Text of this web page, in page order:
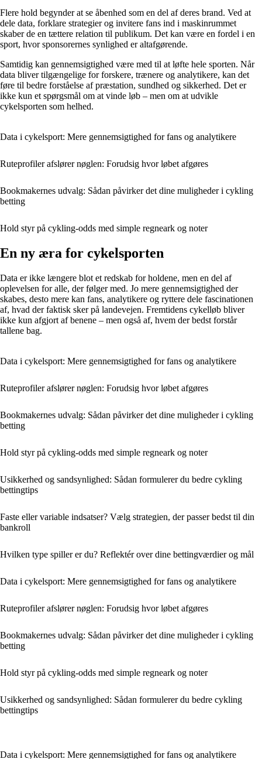
Flere hold begynder at se åbenhed som en del af deres brand. Ved at
dele data, forklare strategier og invitere fans ind i maskinrummet
skaber de en tættere relation til publikum. Det kan være en fordel i en
sport, hvor sponsorernes synlighed er altafgørende.
Samtidig kan gennemsigtighed være med til at løfte hele sporten. Når
data bliver tilgængelige for forskere, trænere og analytikere, kan det
føre til bedre forståelse af præstation, sundhed og sikkerhed. Det er
ikke kun et spørgsmål om at vinde løb – men om at udvikle
cykelsporten som helhed.
Data i cykelsport: Mere gennemsigtighed for fans og analytikere
Ruteprofiler afslører nøglen: Forudsig hvor løbet afgøres
Bookmakernes udvalg: Sådan påvirker det dine muligheder i cykling
betting
Hold styr på cykling-odds med simple regneark og noter
En ny æra for cykelsporten
Data er ikke længere blot et redskab for holdene, men en del af
oplevelsen for alle, der følger med. Jo mere gennemsigtighed der
skabes, desto mere kan fans, analytikere og ryttere dele fascinationen
af, hvad der faktisk sker på landevejen. Fremtidens cykelløb bliver
ikke kun afgjort af benene – men også af, hvem der bedst forstår
tallene bag.
Data i cykelsport: Mere gennemsigtighed for fans og analytikere
Ruteprofiler afslører nøglen: Forudsig hvor løbet afgøres
Bookmakernes udvalg: Sådan påvirker det dine muligheder i cykling
betting
Hold styr på cykling-odds med simple regneark og noter
Usikkerhed og sandsynlighed: Sådan formulerer du bedre cykling
bettingtips
Faste eller variable indsatser? Vælg strategien, der passer bedst til din
bankroll
Hvilken type spiller er du? Reflektér over dine bettingværdier og mål
Data i cykelsport: Mere gennemsigtighed for fans og analytikere
Ruteprofiler afslører nøglen: Forudsig hvor løbet afgøres
Bookmakernes udvalg: Sådan påvirker det dine muligheder i cykling
betting
Hold styr på cykling-odds med simple regneark og noter
Usikkerhed og sandsynlighed: Sådan formulerer du bedre cykling
bettingtips
Data i cykelsport: Mere gennemsigtighed for fans og analytikere